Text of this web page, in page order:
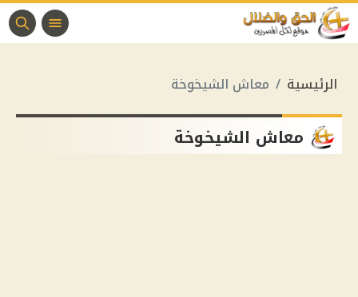
الرئيسية معاش الشيخوخة
معاش الشيخوخة